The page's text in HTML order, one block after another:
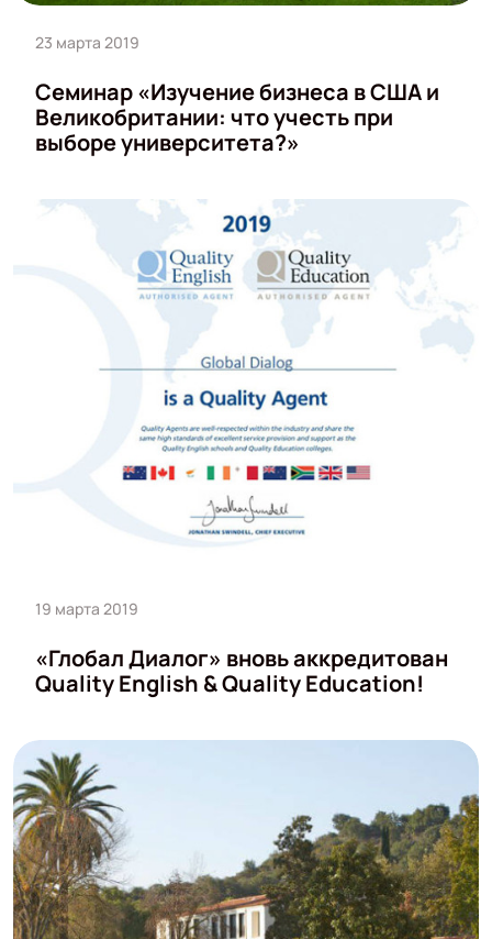
23 марта 2019
Семинар «Изучение бизнеса в США и
Великобритании: что учесть при
выборе университета?»
19 марта 2019
«Глобал Диалог» вновь аккредитован
Quality English & Quality Education!